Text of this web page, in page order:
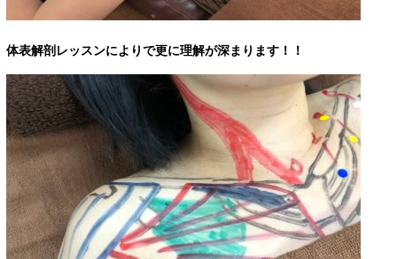
体表解剖レッスンによりで更に理解が深まります！！